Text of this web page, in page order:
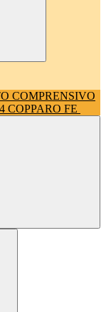
COMPRENSIVO
COPPARO FE